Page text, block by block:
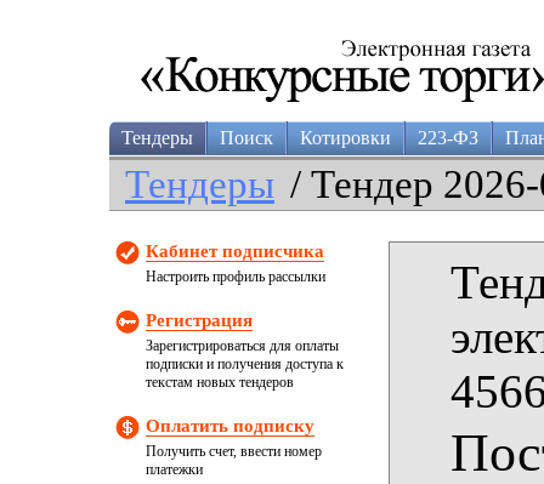
Тендеры Поиск Котировки 223-ФЗ
Тендеры / Тендер
Кабинет подписчика
Настроить профиль рассылки
Регистрация
Зарегистрироваться для оплаты
подписки и получения доступа к
текстам новых тендеров
Оплатить подписку
Получить счет, ввести номер
платежки